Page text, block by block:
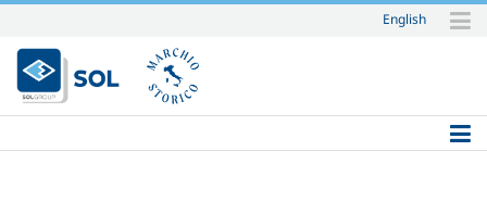
Salta
ai
contenuti.
|
alla
English